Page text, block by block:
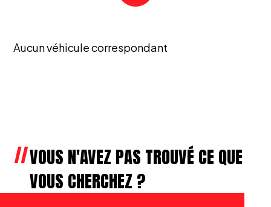
Aucun véhicule correspondant
VOUS N'AVEZ PAS TROUVÉ CE QUE
VOUS CHERCHEZ ?